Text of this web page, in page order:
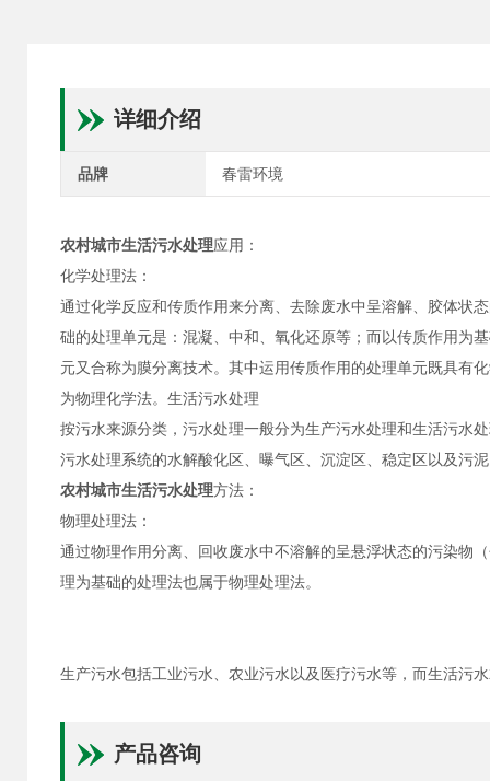
详细介绍
品牌 春雷环境
农村城市生活污水处理应用：
化学处理法：
通过化学反应和传质作用来分离、去除废水中呈溶解、胶体状
础的处理单元是：混凝、中和、氧化还原等；而以传质作用为
元又合称为膜分离技术。其中运用传质作用的处理单元既具有
为物理化学法。生活污水处理
按污水来源分类，污水处理一般分为生产污水处理和生活污水
污水处理系统的水解酸化区、曝气区、沉淀区、稳定区以及污
农村城市生活污水处理方法：
物理处理法：
通过物理作用分离、回收废水中不溶解的呈悬浮状态的污染物
理为基础的处理法也属于物理处理法。
生产污水包括工业污水、农业污水以及医疗污水等，而生活污
产品咨询